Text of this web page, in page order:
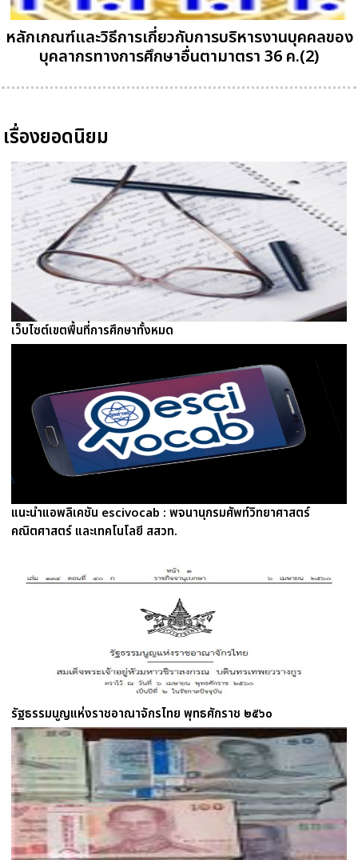
หลักเกณฑ์และวิธีการเกี่ยวกับการบริหารงานบุคคลของ
บุคลากรทางการศึกษาอื่นตามาตรา 36 ค.(2)
เรื่องยอดนิยม
เว็บไซต์เขตพื้นที่การศึกษาทั้งหมด
แนะนำแอพลิเคชัน escivocab : พจนานุกรมศัพท์วิทยาศาสตร์
คณิตศาสตร์ และเทคโนโลยี สสวท.
รัฐธรรมนูญแห่งราชอาณาจักรไทย พุทธศักราช ๒๕๖๐